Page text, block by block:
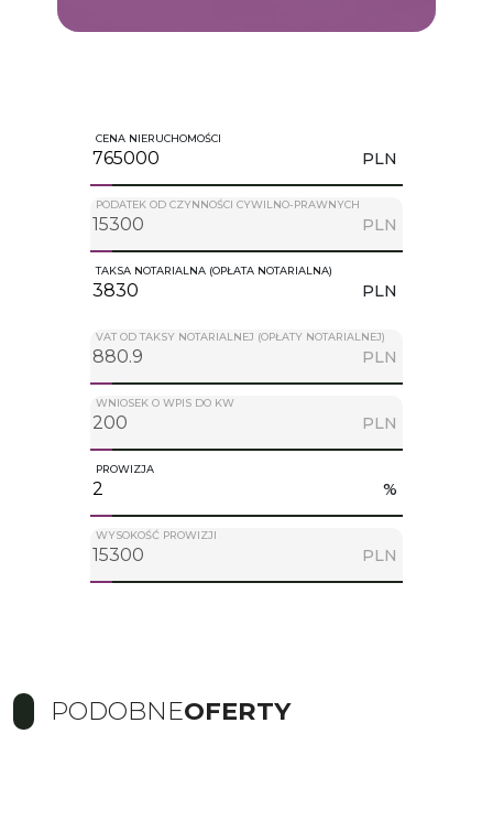
CENA NIERUCHOMOŚCI
PLN
PODATEK OD CZYNNOŚCI CYWILNO-PRAWNYCH
PLN
TAKSA NOTARIALNA (OPŁATA NOTARIALNA)
PLN
VAT OD TAKSY NOTARIALNEJ (OPŁATY NOTARIALNEJ)
PLN
WNIOSEK O WPIS DO KW
PLN
PROWIZJA
%
WYSOKOŚĆ PROWIZJI
PLN
PODOBNEOFERTY